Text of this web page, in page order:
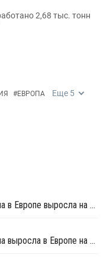
2,68 тыс. тонн
#ЕВРОПА Еще 5
Мартовская контрактная цена бензола в Европе выросла на EUR20 за тонну
Мартовская контрактная цена стирола выросла в Европе на EUR93 за тонну